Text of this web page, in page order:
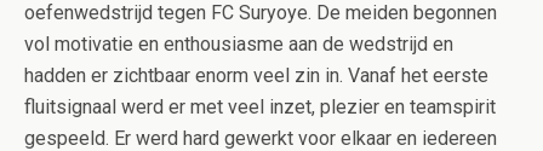
oefenwedstrijd tegen FC Suryoye. De meiden begonnen
vol motivatie en enthousiasme aan de wedstrijd en
hadden er zichtbaar enorm veel zin in. Vanaf het eerste
fluitsignaal werd er met veel inzet, plezier en teamspirit
gespeeld. Er werd hard gewerkt voor elkaar en iedereen